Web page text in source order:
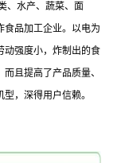
水产、蔬菜、面
食品加工企业。以电为
动强度小，炸制出的食
且提高了产品质量、
，深得用户信赖。